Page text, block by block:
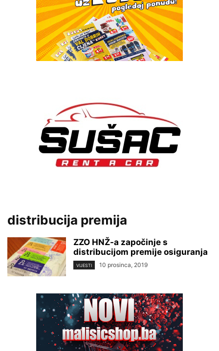
distribucija premija
ZZO HNŽ-a započinje s
distribucijom premije osiguranja
VIJESTI 10 prosinca, 2019